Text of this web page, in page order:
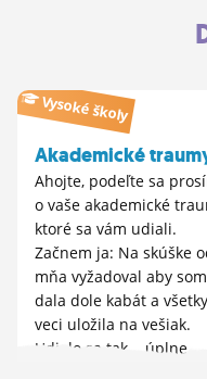
Vysoké školy
Akademické
Ahojte, podeľte sa
o vaše akademické
ktoré sa vám udiali.
Začnem ja: Na skúške
mňa vyžadoval aby
dala dole kabát a všetky
veci uložila na vešiak.
Udialo sa tak... úplne